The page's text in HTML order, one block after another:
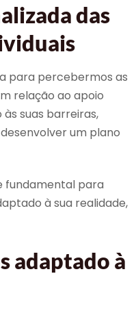
das
para percebermos as
relação ao apoio
suas barreiras,
um plano
fundamental para
à sua realidade,
adaptado à